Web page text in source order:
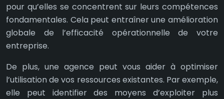
pour qu’elles se concentrent sur leurs compétences
fondamentales. Cela peut entraîner une amélioration
globale de l’efficacité opérationnelle de votre
entreprise.
De plus, une agence peut vous aider à optimiser
l’utilisation de vos ressources existantes. Par exemple,
elle peut identifier des moyens d’exploiter plus